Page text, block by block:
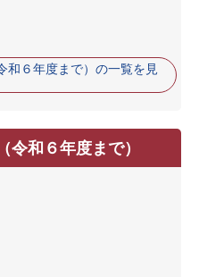
和６年度まで）の一覧を見
和６年度まで）